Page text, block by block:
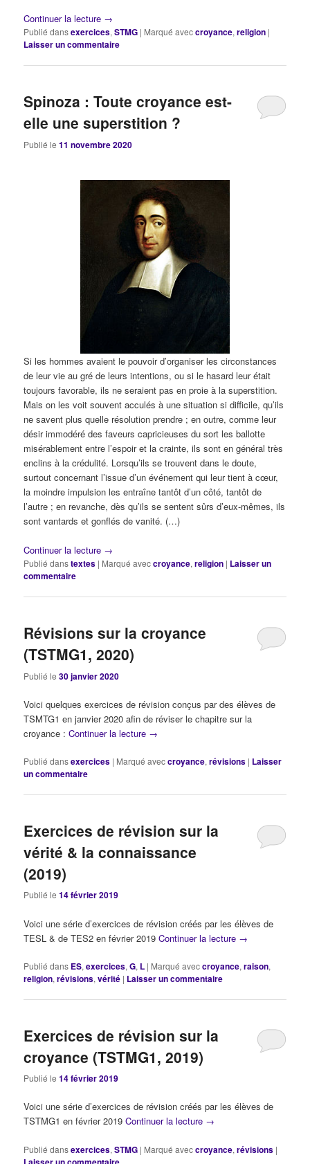
Continuer la lecture →
Publié dansexercices,STMG | Marqué aveccroyance,religion |
Laisser un commentaire
Spinoza : Toute croyance est-
elle une superstition ?
Publié le11 novembre 2020
Si les hommes avaient le pouvoir d’organiser les circonstances
de leur vie au gré de leurs intentions, ou si le hasard leur était
toujours favorable, ils ne seraient pas en proie à la superstition.
Mais on les voit souvent acculés à une situation si difficile, qu’ils
ne savent plus quelle résolution prendre ; en outre, comme leur
désir immodéré des faveurs capricieuses du sort les ballotte
misérablement entre l’espoir et la crainte, ils sont en général très
enclins à la crédulité. Lorsqu’ils se trouvent dans le doute,
surtout concernant l’issue d’un événement qui leur tient à cœur,
la moindre impulsion les entraîne tantôt d’un côté, tantôt de
l’autre ; en revanche, dès qu’ils se sentent sûrs d’eux-mêmes, ils
sont vantards et gonflés de vanité. (…)
Continuer la lecture →
Publié danstextes | Marqué aveccroyance,religion | Laisser un
commentaire
Révisions sur la croyance
(TSTMG1, 2020)
Publié le30 janvier 2020
Voici quelques exercices de révision conçus par des élèves de
TSMTG1 en janvier 2020 afin de réviser le chapitre sur la
croyance :Continuer la lecture →
Publié dansexercices | Marqué aveccroyance,révisions | Laisser
un commentaire
Exercices de révision sur la
vérité & la connaissance
(2019)
Publié le14 février 2019
Voici une série d’exercices de révision créés par les élèves de
TESL & de TES2 en février 2019Continuer la lecture →
Publié dans ES,exercices,G, L | Marqué aveccroyance,raison,
religion,révisions,vérité | Laisser un commentaire
Exercices de révision sur la
croyance (TSTMG1, 2019)
Publié le14 février 2019
Voici une série d’exercices de révision créés par les élèves de
TSTMG1 en février 2019Continuer la lecture →
Publié dansexercices,STMG | Marqué aveccroyance,révisions |